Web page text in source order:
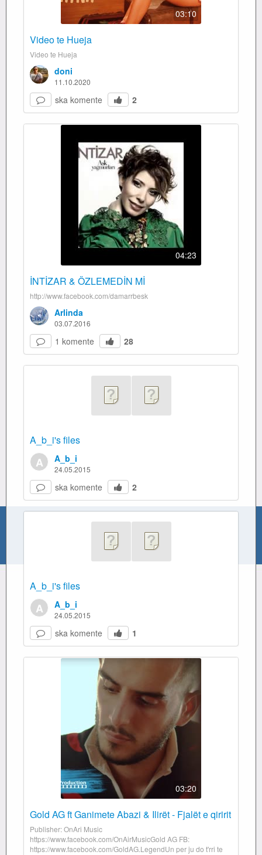
03:10
Video te Hueja
Video te Hueja
doni
11.10.2020
ska komente 2
04:23
İNTİZAR & ÖZLEMEDİN Mİ
http://www.facebook.com/damarrbesk
Arlinda
03.07.2016
1 komente 28
A_b_i's files
A A_b_i
24.05.2015
ska komente 2
A_b_i's files
A A_b_i
24.05.2015
ska komente 1
03:20
Gold AG ft Ganimete Abazi & Ilirët - Fjalët e qiririt
Publisher: OnAri Music
https://www.facebook.com/OnAirMusicGold AG FB:
https://www.facebook.com/GoldAG.LegendUn per ju do t'rri te